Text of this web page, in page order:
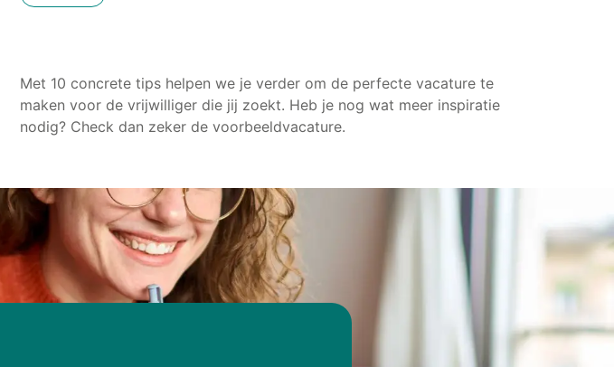
Met 10 concrete tips helpen we je verder om de perfecte vacature te
maken voor de vrijwilliger die jij zoekt. Heb je nog wat meer inspiratie
nodig? Check dan zeker de voorbeeldvacature.